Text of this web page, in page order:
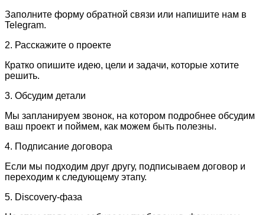
Заполните форму обратной связи или напишите нам в
Telegram.
2. Расскажите о проекте
Кратко опишите идею, цели и задачи, которые хотите
решить.
3. Обсудим детали
Мы запланируем звонок, на котором подробнее обсудим
ваш проект и поймем, как можем быть полезны.
4. Подписание договора
Если мы подходим друг другу, подписываем договор и
переходим к следующему этапу.
5. Discovery-фаза